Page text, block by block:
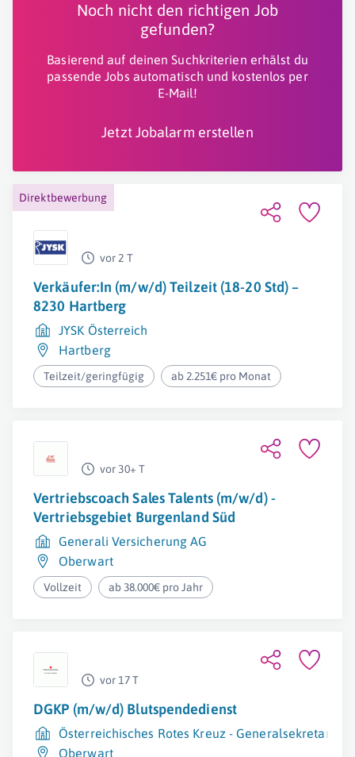
Noch nicht den richtigen Job
gefunden?
Basierend auf deinen Suchkriterien erhälst du
passende Jobs automatisch und kostenlos per
E-Mail!
Jetzt Jobalarm erstellen
Direktbewerbung
vor 2 T
Verkäufer:In (m/w/d) Teilzeit (18-20 Std) –
8230 Hartberg
JYSK Österreich
Hartberg
Teilzeit/geringfügig ab 2.251€ pro Monat
vor 30+ T
Vertriebscoach Sales Talents (m/w/d) -
Vertriebsgebiet Burgenland Süd
Generali Versicherung AG
Oberwart
Vollzeit ab 38.000€ pro Jahr
vor 17 T
DGKP (m/w/d) Blutspendedienst
Österreichisches Rotes Kreuz - Generalsekretariat
Oberwart